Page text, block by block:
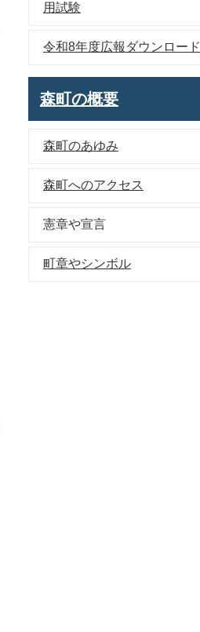
用試験
令和8年度広報ダウンロード
森町の概要
森町のあゆみ
森町へのアクセス
憲章や宣言
町章やシンボル